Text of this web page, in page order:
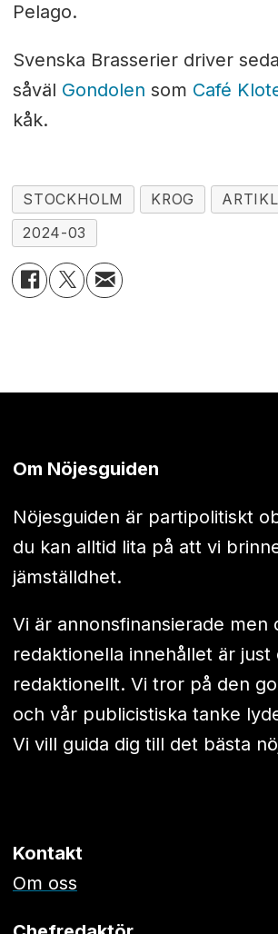
Pelago.
Svenska Brasserier driver
såväl Gondolen som Café
kåk.
STOCKHOLM KROG
2024-03
Om Nöjesguiden
Nöjesguiden är partipolitiskt
du kan alltid lita på att vi
jämställdhet.
Vi är annonsfinansierade men
redaktionella innehållet är just
redaktionellt. Vi tror på den
och vår publicistiska tanke
Vi vill guida dig till det bästa
Kontakt
Om oss